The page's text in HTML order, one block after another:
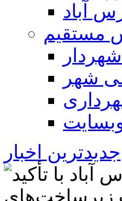
آباد
مستقیم
شهردار
شهر
جدیدترین اخبار